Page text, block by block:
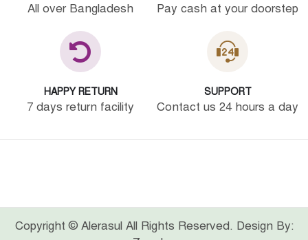
All over Bangladesh Pay cash at your doorstep
HAPPY RETURN
7 days return facility
SUPPORT
Contact us 24 hours a day
Copyright © Alerasul All Rights Reserved. Design By: